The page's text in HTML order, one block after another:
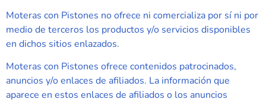
Moteras con Pistones no ofrece ni comercializa por sí ni por
medio de terceros los productos y/o servicios disponibles
en dichos sitios enlazados.
Moteras con Pistones ofrece contenidos patrocinados,
anuncios y/o enlaces de afiliados. La información que
aparece en estos enlaces de afiliados o los anuncios